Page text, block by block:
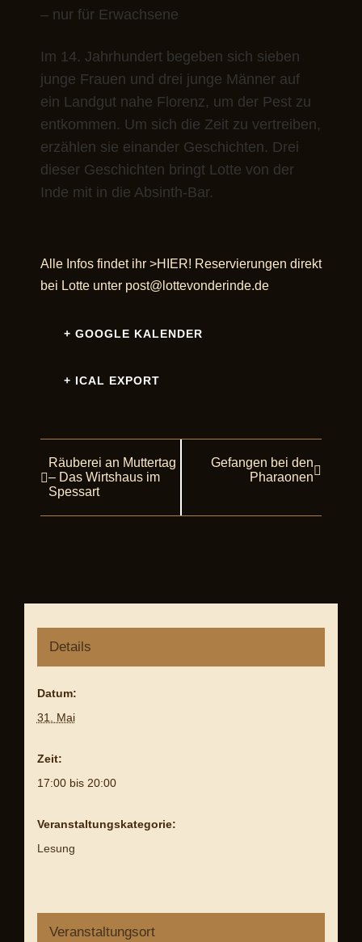
– nur für Erwachsene
Im 14. Jahrhundert begeben sich sieben
junge Frauen und drei junge Männer auf
ein Landgut nahe Florenz, um der Pest zu
entkommen. Um sich die Zeit zu vertreiben,
erzählen sie einander Geschichten. Drei
dieser Geschichten bringt Lotte von der
Inde mit in die Absinth-Bar.
Alle Infos findet ihr >HIER! Reservierungen direkt
bei Lotte unter post@lottevonderinde.de
+ GOOGLE KALENDER
+ ICAL EXPORT
Veranstaltung
Navigation
Räuberei an Muttertag
– Das Wirtshaus im
Spessart
Gefangen bei den
Pharaonen
Details
Datum:
31. Mai
Zeit:
17:00 bis 20:00
Veranstaltungskategorie:
Lesung
Veranstaltungsort